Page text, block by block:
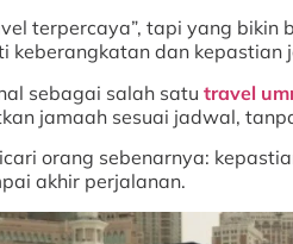
terpercaya”, tapi yang bikin
keberangkatan dan
sebagai salah satu travel
jamaah sesuai jadwal,
orang sebenarnya:
akhir perjalanan.